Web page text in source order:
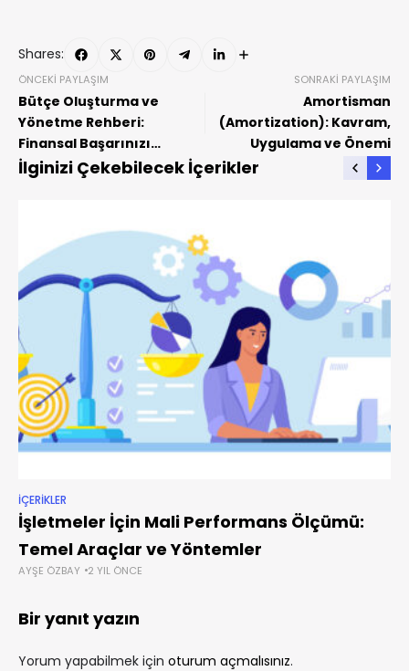
Shares:
ÖNCEKI PAYLAŞIM
Bütçe Oluşturma ve
Yönetme Rehberi:
Finansal Başarınızı
Güçlendirin
SONRAKI PAYLAŞIM
Amortisman
(Amortization): Kavram,
Uygulama ve Önemi
İlginizi Çekebilecek İçerikler
İÇERIKLER
İşletmeler İçin Mali Performans Ölçümü:
Temel Araçlar ve Yöntemler
AYŞE ÖZBAY 2 YIL ÖNCE
Bir yanıt yazın
Yorum yapabilmek için oturum açmalısınız.